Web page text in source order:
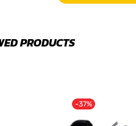
PRODUCTS
-37%